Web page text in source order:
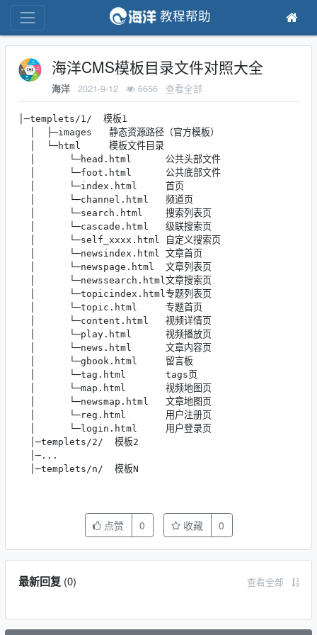
教程帮助
海洋CMS模板目录文件对照大全
海洋 2021-9-12 6656 查看全部
│─templets/1/  模板1
│  ├─images   静态资源路径（官方模板）
│  └─html     模板文件目录
│      └─head.html      公共头部文件
│      └─foot.html      公共底部文件
│      └─index.html     首页
│      └─channel.html   频道页
│      └─search.html    搜索列表页
│      └─cascade.html   级联搜索页
│      └─self_xxxx.html 自定义搜索页
│      └─newsindex.html 文章首页
│      └─newspage.html  文章列表页
│      └─newssearch.html文章搜索页
│      └─topicindex.html专题列表页
│      └─topic.html     专题首页
│      └─content.html   视频详情页
│      └─play.html      视频播放页
│      └─news.html      文章内容页
│      └─gbook.html     留言板
│      └─tag.html       tags页
│      └─map.html       视频地图页
│      └─newsmap.html   文章地图页
│      └─reg.html       用户注册页
│      └─login.html     用户登录页
│─templets/2/  模板2
│─...
│─templets/n/  模板N
点赞 0 收藏 0
最新回复(0) 查看全部